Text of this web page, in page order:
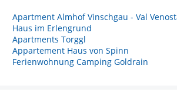
Apartment Almhof Vinschgau - Val
Haus im Erlengrund
Apartments Torggl
Appartement Haus von Spinn
Ferienwohnung Camping Goldrain